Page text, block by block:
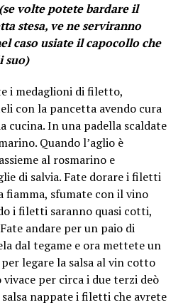
volte potete bardare il
stesa, ve ne serviranno
caso usiate il capocollo che
suo)
i medaglioni di filetto,
con la pancetta avendo cura
cucina. In una padella scaldate
Quando l’aglio è
al rosmarino e
di salvia. Fate dorare i filetti
fiamma, sfumate con il vino
i filetti saranno quasi cotti,
andare per un paio di
dal tegame e ora mettete un
legare la salsa al vin cotto
per circa i due terzi deò
salsa nappate i filetti che avrete